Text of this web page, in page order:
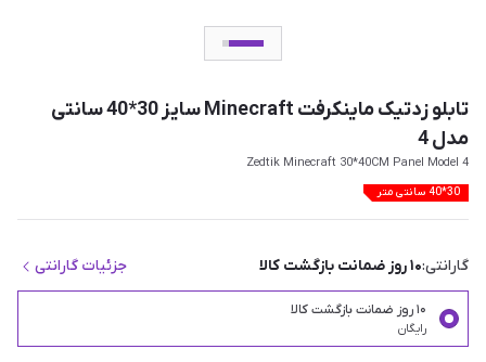
تابلو زدتیک ماینکرفت Minecraft سایز 30*40 سانتی
مدل 4
Zedtik Minecraft 30*40CM Panel Model 4
30*40 سانتی متر
گارانتی:۱۰ روز ضمانت بازگشت کالا جزئیات گارانتی
۱۰ روز ضمانت بازگشت کالا
رایگان